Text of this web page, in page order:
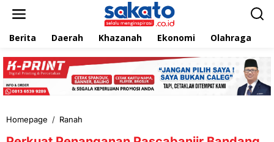
e
k
Berita Daerah Khazanah Ekonomi Olahraga
Homepage / Ranah